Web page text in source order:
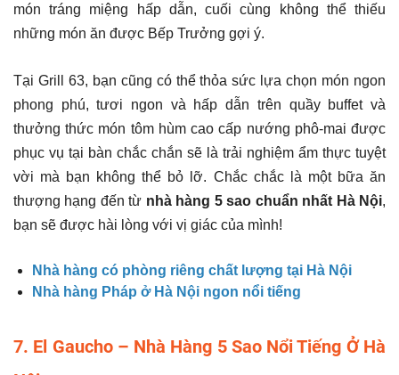
món tráng miệng hấp dẫn, cuối cùng không thể thiếu
những món ăn được Bếp Trưởng gợi ý.
Tại Grill 63, bạn cũng có thể thỏa sức lựa chọn món ngon
phong phú, tươi ngon và hấp dẫn trên quầy buffet và
thưởng thức món tôm hùm cao cấp nướng phô-mai được
phục vụ tại bàn chắc chắn sẽ là trải nghiệm ẩm thực tuyệt
vời mà bạn không thể bỏ lỡ. Chắc chắc là một bữa ăn
thượng hạng đến từ nhà hàng 5 sao chuẩn nhất Hà Nội,
bạn sẽ được hài lòng với vị giác của mình!
Nhà hàng có phòng riêng chất lượng tại Hà Nội
Nhà hàng Pháp ở Hà Nội ngon nổi tiếng
7. El Gaucho – Nhà Hàng 5 Sao Nổi Tiếng Ở Hà